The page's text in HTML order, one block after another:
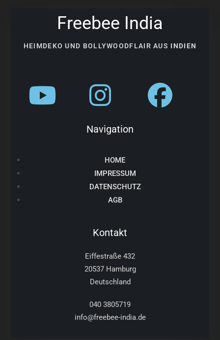
Freebee India
HEIMDEKO UND BOLLYWOODFLAIR AUS INDIEN
Navigation
HOME
IMPRESSUM
DATENSCHUTZ
AGB
Kontakt
Eiffestraße 432
20537 Hamburg
Deutschland
040 3805719
info@freebee-india.de